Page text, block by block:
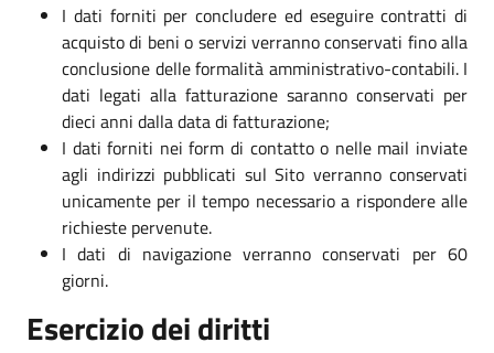
I dati forniti per concludere ed eseguire contratti di
acquisto di beni o servizi verranno conservati fino alla
conclusione delle formalità amministrativo-contabili. I
dati legati alla fatturazione saranno conservati per
dieci anni dalla data di fatturazione;
I dati forniti nei form di contatto o nelle mail inviate
agli indirizzi pubblicati sul Sito verranno conservati
unicamente per il tempo necessario a rispondere alle
richieste pervenute.
I dati di navigazione verranno conservati per 60
giorni.
Esercizio dei diritti